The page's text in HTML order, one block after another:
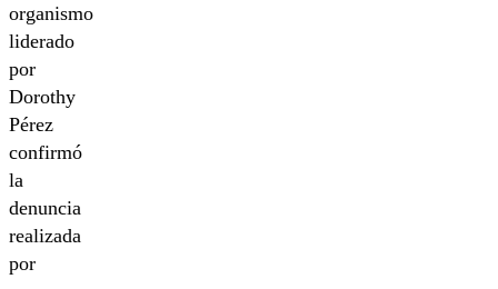
organismo
liderado
por
Dorothy
Pérez
confirmó
la
denuncia
realizada
por